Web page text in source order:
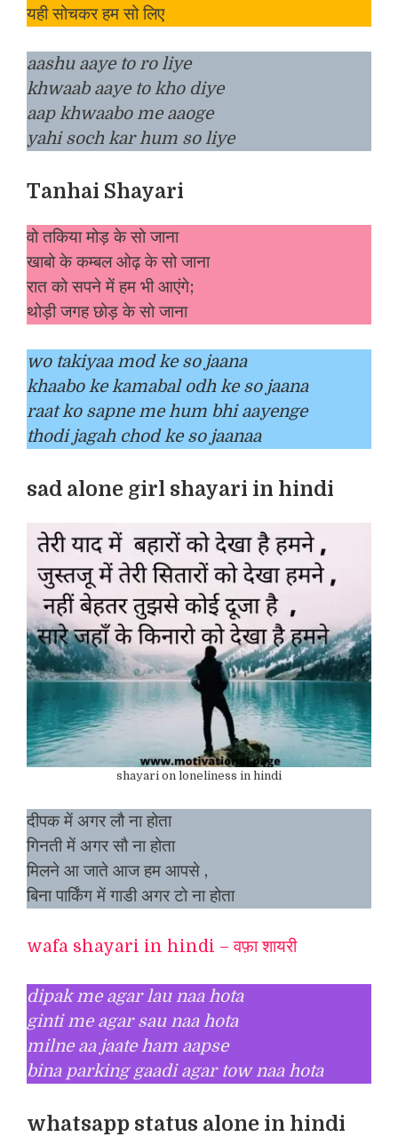
यही सोचकर हम सो लिए
aashu aaye to ro liye
khwaab aaye to kho diye
aap khwaabo me aaoge
yahi soch kar hum so liye
Tanhai Shayari
वो तकिया मोड़ के सो जाना
खाबो के कम्बल ओढ़ के सो जाना
रात को सपने में हम भी आएंगे;
थोड़ी जगह छोड़ के सो जाना
wo takiyaa mod ke so jaana
khaabo ke kamabal odh ke so jaana
raat ko sapne me hum bhi aayenge
thodi jagah chod ke so jaanaa
sad alone girl shayari in hindi
shayari on loneliness in hindi
दीपक में अगर लौ ना होता
गिनती में अगर सौ ना होता
मिलने आ जाते आज हम आपसे ,
बिना पार्किंग में गाडी अगर टो ना होता
wafa shayari in hindi – वफ़ा शायरी
dipak me agar lau naa hota
ginti me agar sau naa hota
milne aa jaate ham aapse
bina parking gaadi agar tow naa hota
whatsapp status alone in hindi